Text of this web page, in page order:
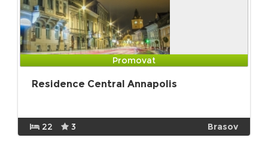
Promovat
Residence Central Annapolis
22 3 Brasov